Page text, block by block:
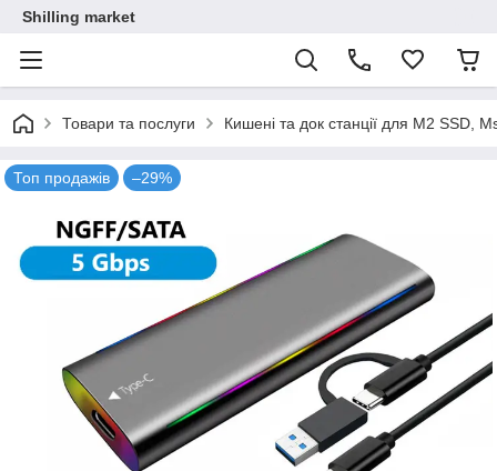
Shilling market
Товари та послуги Кишені та док станції для M2 SSD,
Топ продажів –29%